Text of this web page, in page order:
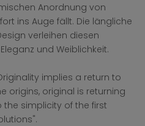
Anordnung von
ins Auge fällt. Die längliche
verleihen diesen
und Weiblichkeit.
implies a return to
origins, original is returning
the simplicity of the first